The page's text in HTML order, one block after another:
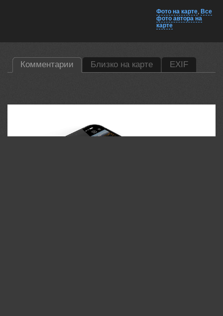
Фото на карте, Все
фото автора на
карте
Комментарии Близко на карте EXIF